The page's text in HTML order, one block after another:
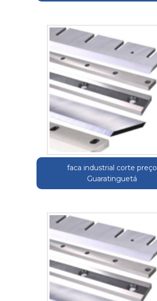
faca industrial corte preço
Guaratinguetá